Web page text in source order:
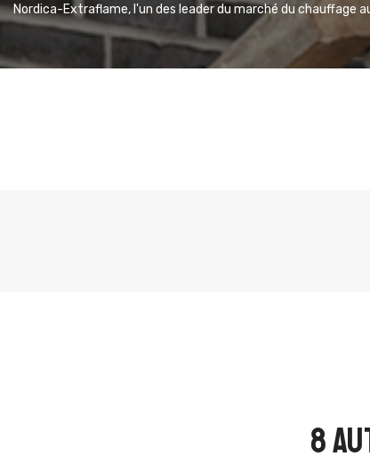
Nordica-Extraflame, l'un des leader du marché du chauffage
8